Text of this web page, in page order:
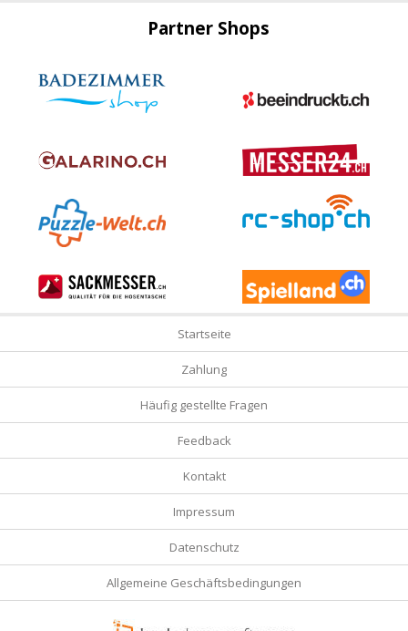
Partner Shops
Startseite
Zahlung
Häufig gestellte Fragen
Feedback
Kontakt
Impressum
Datenschutz
Allgemeine Geschäftsbedingungen